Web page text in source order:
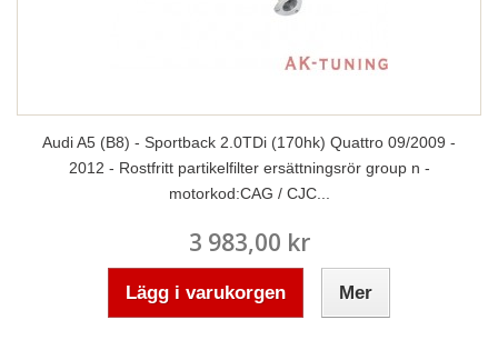
Audi A5 (B8) - Sportback 2.0TDi (170hk) Quattro 09/2009 -
2012 - Rostfritt partikelfilter ersättningsrör group n -
motorkod:CAG / CJC...
3 983,00 kr
Lägg i varukorgen Mer